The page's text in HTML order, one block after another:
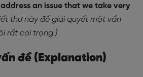
an issue that we take very
thư này để giải quyết một vấn
rất coi trọng.)
đề (Explanation)